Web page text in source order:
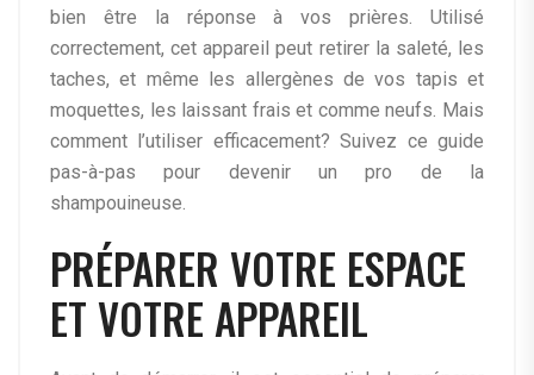
bien être la réponse à vos prières. Utilisé
correctement, cet appareil peut retirer la saleté, les
taches, et même les allergènes de vos tapis et
moquettes, les laissant frais et comme neufs. Mais
comment l’utiliser efficacement? Suivez ce guide
pas-à-pas pour devenir un pro de la
shampouineuse.
PRÉPARER VOTRE ESPACE
ET VOTRE APPAREIL